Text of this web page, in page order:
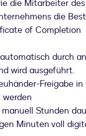
die Mitarbeiter des
die
of Completion
durch
wird ausgeführt.
Freigabe in
manuell Stunden
Minuten voll